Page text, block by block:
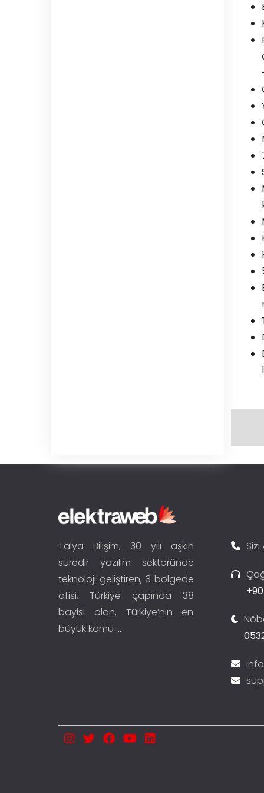
Talya Bilişim, 30 yılı aşkın
süredir yazılım sektöründe
teknoloji geliştiren, 3 bölgede
ofisi, Türkiye çapında 38
bayisi olan, Türkiye’nin en
büyük kamu ...
Sizi